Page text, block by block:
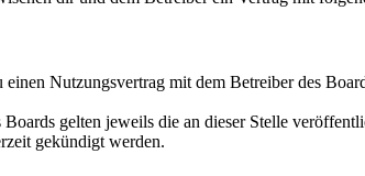
Nutzungsvertrag mit dem Betreiber des
gelten jeweils die an dieser Stelle
gekündigt werden.